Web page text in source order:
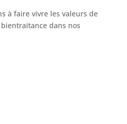
à faire vivre les valeurs de
dans nos